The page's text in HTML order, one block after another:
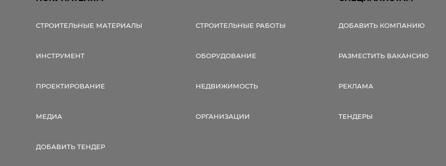
СТРОИТЕЛЬНЫЕ МАТЕРИАЛЫ СТРОИТЕЛЬНЫЕ РАБОТЫ
ИНСТРУМЕНТ ОБОРУДОВАНИЕ
ПРОЕКТИРОВАНИЕ НЕДВИЖИМОСТЬ
МЕДИА ОРГАНИЗАЦИИ
ДОБАВИТЬ ТЕНДЕР
ДОБАВИТЬ КОМПАНИЮ
РАЗМЕСТИТЬ ВАКАНСИЮ
РЕКЛАМА
ТЕНДЕРЫ